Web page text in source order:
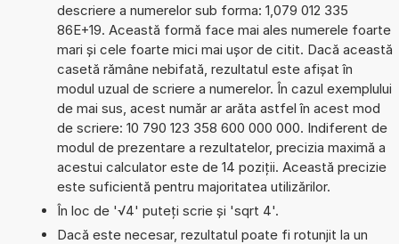
descriere a numerelor sub forma: 1,079 012 335
86E+19. Această formă face mai ales numerele foarte
mari și cele foarte mici mai ușor de citit. Dacă această
casetă rămâne nebifată, rezultatul este afișat în
modul uzual de scriere a numerelor. În cazul exemplului
de mai sus, acest număr ar arăta astfel în acest mod
de scriere: 10 790 123 358 600 000 000. Indiferent de
modul de prezentare a rezultatelor, precizia maximă a
acestui calculator este de 14 poziții. Această precizie
este suficientă pentru majoritatea utilizărilor.
În loc de '√4' puteți scrie și 'sqrt 4'.
Dacă este necesar, rezultatul poate fi rotunjit la un